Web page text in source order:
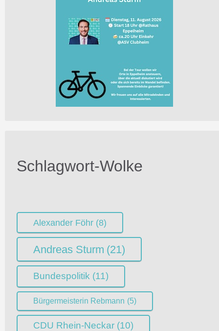
Schlagwort-Wolke
Alexander Föhr (8)
Andreas Sturm (21)
Bundespolitik (11)
Bürgermeisterin Rebmann (5)
CDU Rhein-Neckar (10)